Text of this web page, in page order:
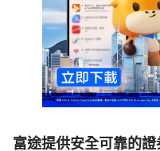
富途提供安全可靠的